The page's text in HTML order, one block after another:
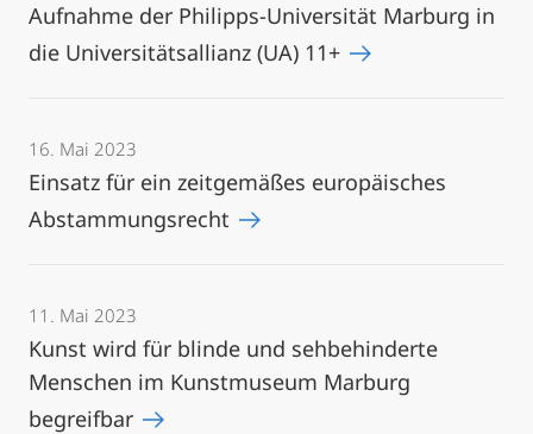
Aufnahme der Philipps-Universität Marburg in
die Universitätsallianz (UA) 11+
16. Mai 2023
Einsatz für ein zeitgemäßes europäisches
Abstammungsrecht
11. Mai 2023
Kunst wird für blinde und sehbehinderte
Menschen im Kunstmuseum Marburg
begreifbar